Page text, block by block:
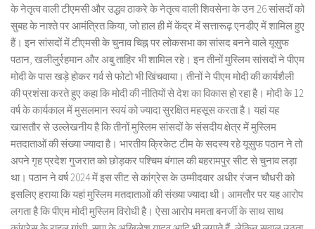
के नेतृत्व वाली टीएमसी और उद्धव ठाकरे के नेतृत्व वाली शिवसेना के उन 26 सांसदों को
सुबह के नाश्ते पर आमंत्रित किया, जो हाल ही में केंद्र में सत्तारूढ़ एनडीए में शामिल हुए
हैं। इन सांसदों में टीएमसी के चुनाव चिह्न पर लोकसभा का सांसद बनने वाले यूसुफ
पठान, खलीलुर्रहमान और अबु ताहिर भी शामिल रहे। इन तीनों मुस्लिम सांसदों ने पीएम
मोदी के पास खड़े होकर गर्व से फोटो भी खिंचवाया। तीनों ने पीएम मोदी की कार्यशैली
की प्रशंसा करते हुए कहा कि मोदी की नीतियों से देश का विकास हो रहा है। मोदी के 12
वर्ष के कार्यकाल में मुसलमान स्वयं को ज्यादा सुरक्षित महसूस करता है। यहां यह
खासतौर से उल्लेखनीय है कि तीनों मुस्लिम सांसदों के संसदीय क्षेत्र में मुस्लिम
मतदाताओं की संख्या ज्यादा है। भारतीय क्रिकेट टीम के सदस्य रहे यूसुफ पठान ने तो
अपने गृह प्रदेश गुजरात को छोड़कर पश्चिम बंगाल की बहरामपुर सीट से चुनाव लड़ा
था। पठान ने वर्ष 2024 में इस सीट से कांग्रेस के उम्मीदवार अधीर रंजन चौधरी को
इसलिए हराया कि यहां मुस्लिम मतदाताओं की संख्या ज्यादा थी। आमतौर पर यह आरोप
लगता है कि पीएम मोदी मुस्लिम विरोधी है। ऐसा आरोप ममता बनर्जी के साथ साथ